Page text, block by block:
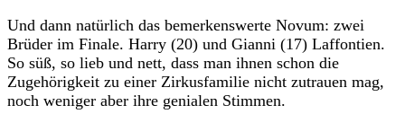
Und dann natürlich das bemerkenswerte Novum: zwei
Brüder im Finale. Harry (20) und Gianni (17) Laffontien.
So süß, so lieb und nett, dass man ihnen schon die
Zugehörigkeit zu einer Zirkusfamilie nicht zutrauen mag,
noch weniger aber ihre genialen Stimmen.